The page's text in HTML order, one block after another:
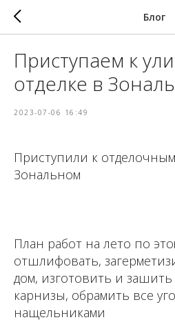
Блог
Приступаем к
отделке в
2023-07-06 16:49
Приступили к
Зональном
План работ на лето по
отшлифовать,
дом, изготовить и
карнизы, обрамить все
нащельниками